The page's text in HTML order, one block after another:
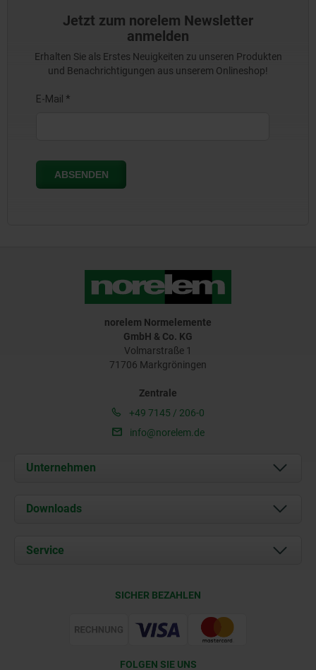
Jetzt zum norelem Newsletter
anmelden
Erhalten Sie als Erstes Neuigkeiten zu unseren Produkten
und Benachrichtigungen aus unserem Onlineshop!
norelem Normelemente
GmbH & Co. KG
Volmarstraße 1
71706 Markgröningen
Zentrale
+49 7145 / 206-0
info@norelem.de
Unternehmen
Über uns
Karriere
Downloads
Service
Web Support
SICHER BEZAHLEN
FOLGEN SIE UNS